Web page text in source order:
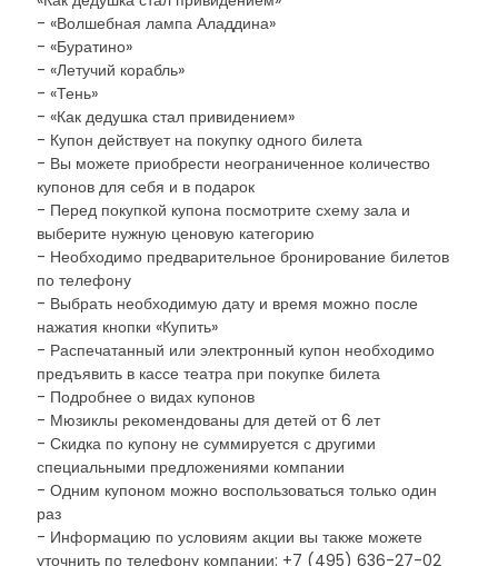
- «Волшебная лампа Аладдина»
- «Буратино»
- «Летучий корабль»
- «Тень»
- «Как дедушка стал привидением»
- Купон действует на покупку одного билета
- Вы можете приобрести неограниченное количество
купонов для себя и в подарок
- Перед покупкой купона посмотрите схему зала и
выберите нужную ценовую категорию
- Необходимо предварительное бронирование билетов
по телефону
- Выбрать необходимую дату и время можно после
нажатия кнопки «Купить»
- Распечатанный или электронный купон необходимо
предъявить в кассе театра при покупке билета
- Подробнее о видах купонов
- Мюзиклы рекомендованы для детей от 6 лет
- Скидка по купону не суммируется с другими
специальными предложениями компании
- Одним купоном можно воспользоваться только один
раз
- Информацию по условиям акции вы также можете
уточнить по телефону компании: +7 (495) 636-27-02